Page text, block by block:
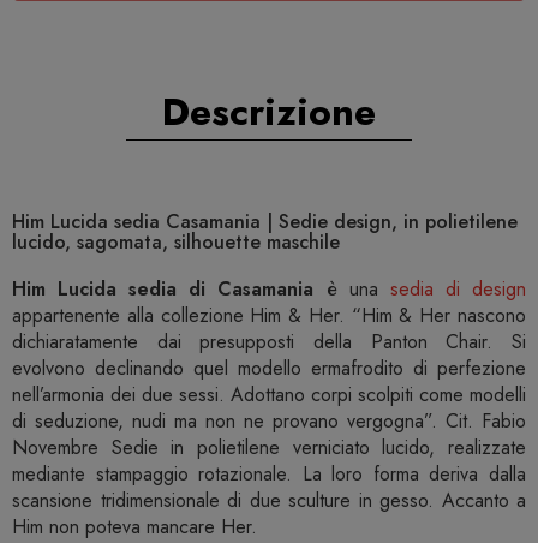
Descrizione
Him Lucida sedia Casamania | Sedie design, in polietilene
lucido, sagomata, silhouette maschile
Him Lucida sedia di Casamania è una sedia di design
appartenente alla collezione Him & Her. “Him & Her nascono
dichiaratamente dai presupposti della Panton Chair. Si
evolvono declinando quel modello ermafrodito di perfezione
nell’armonia dei due sessi. Adottano corpi scolpiti come modelli
di seduzione, nudi ma non ne provano vergogna”. Cit. Fabio
Novembre Sedie in polietilene verniciato lucido, realizzate
mediante stampaggio rotazionale. La loro forma deriva dalla
scansione tridimensionale di due sculture in gesso. Accanto a
Him non poteva mancare Her.